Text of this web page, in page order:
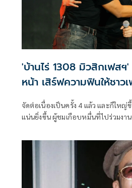
'บ้านไร่ 1308 มิวสิกเฟสฯ
หน้า เสิร์ฟความฟินให้ชาว
จัดต่อเนื่องเป็นครั้ง 4 แล้ว และก็ให
เเน่นยิ่งขึ้น ผู้ชมเกือบหมื่นที่ไปร่วมงา
ราชพฤกษ์ เเก่งกระจาน จ.เพชรบุรี